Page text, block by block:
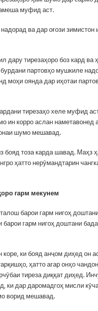
муфид аст.
ва дар оғози зимистон
тирезаҳоро боз кард ва
партовҳо мушкиле
моҳи оянда дар иҳотаи
тирезаҳо хеле муфид
ин корро аслан наметавонед
шумо мешавад.
бояд тоза карда шавад. Маҳз
ҳатто нерӯмандтарин
гарм мекунем
барои гарм нигоҳ
гарм нигоҳ доштани
ки бояд анҷом диҳед он
ҳатто агар онҳо
тиреза диққат диҳед.
дар даромадгоҳ мисли кӯча
ворид мешавад.